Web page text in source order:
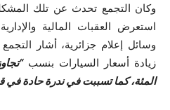
وكان التجمع تحدث عن تلك
استعرض العقبات المالية
وسائل إعلام جزائرية، أشار
زيادة أسعار السيارات بنسب
المئة، كما تسببت في ندرة حادة في